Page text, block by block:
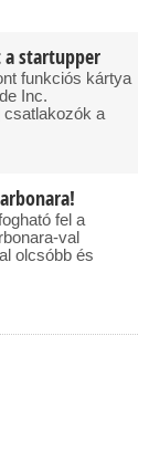
a startupper
funkciós kártya
Inc.
csatlakozók a
fel a
val
olcsóbb és